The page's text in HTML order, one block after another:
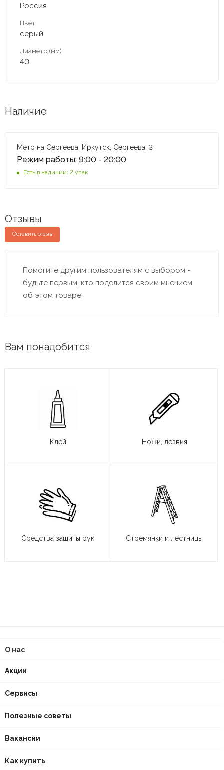
Россия
Цвет
серый
Диаметр (мм)
40
Наличие
Метр на Сергеева, Иркутск, Сергеева, 3
Режим работы: 9:00 - 20:00
Есть в наличии: 2 упак
Отзывы
Оставить отзыв
Помогите другим пользователям с выбором -
будьте первым, кто поделится своим мнением
об этом товаре
Вам понадобится
Клей Ножи, лезвия
Средства защиты рук Стремянки и лестницы
О нас
Акции
Сервисы
Полезные советы
Вакансии
Как купить